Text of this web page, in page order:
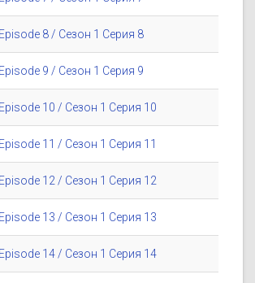
8 / Сезон 1 Серия 8
9 / Сезон 1 Серия 9
10 / Сезон 1 Серия 10
11 / Сезон 1 Серия 11
12 / Сезон 1 Серия 12
13 / Сезон 1 Серия 13
14 / Сезон 1 Серия 14